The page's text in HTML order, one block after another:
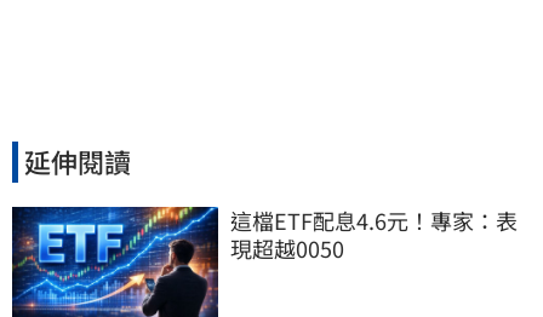
延伸閱讀
這檔ETF配息4.6元！專家：表
現超越0050